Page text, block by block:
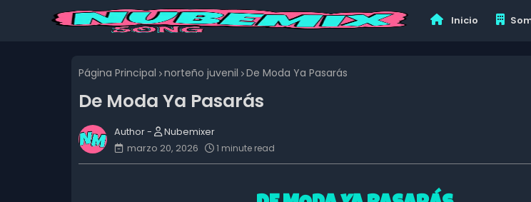
Inicio
Página Principal norteño juvenil De Moda Ya Pasarás
De Moda Ya Pasarás
Nubemixer
marzo 20, 2026
1 minute read